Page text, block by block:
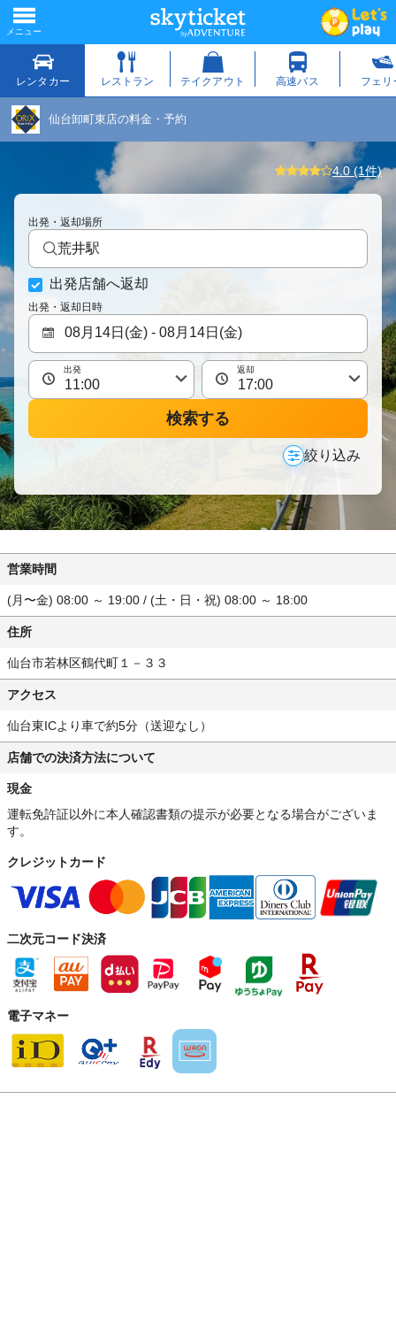
仙台卸町東店の料金・予約
4.0 (1件)
出発・返却場所
荒井駅
出発店舗へ返却
出発・返却日時
出発 返却
検索する
絞り込み
営業時間
(月〜金) 08:00 ～ 19:00 / (土・日・祝) 08:00 ～ 18:00
住所
仙台市若林区鶴代町１－３３
アクセス
仙台東ICより車で約5分（送迎なし）
店舗での決済方法について
現金
運転免許証以外に本人確認書類の提示が必要となる場合がございま
す。
クレジットカード
二次元コード決済
電子マネー